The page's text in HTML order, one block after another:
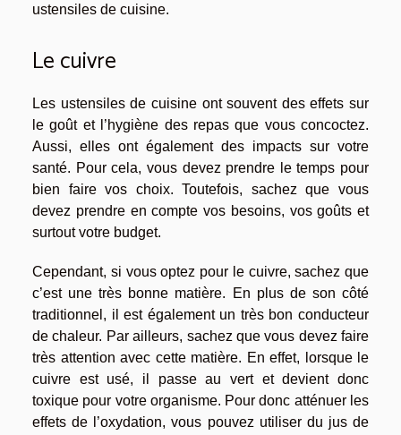
ustensiles de cuisine.
Le cuivre
Les ustensiles de cuisine ont souvent des effets sur
le goût et l’hygiène des repas que vous concoctez.
Aussi, elles ont également des impacts sur votre
santé. Pour cela, vous devez prendre le temps pour
bien faire vos choix. Toutefois, sachez que vous
devez prendre en compte vos besoins, vos goûts et
surtout votre budget.
Cependant, si vous optez pour le cuivre, sachez que
c’est une très bonne matière. En plus de son côté
traditionnel, il est également un très bon conducteur
de chaleur. Par ailleurs, sachez que vous devez faire
très attention avec cette matière. En effet, lorsque le
cuivre est usé, il passe au vert et devient donc
toxique pour votre organisme. Pour donc atténuer les
effets de l’oxydation, vous pouvez utiliser du jus de